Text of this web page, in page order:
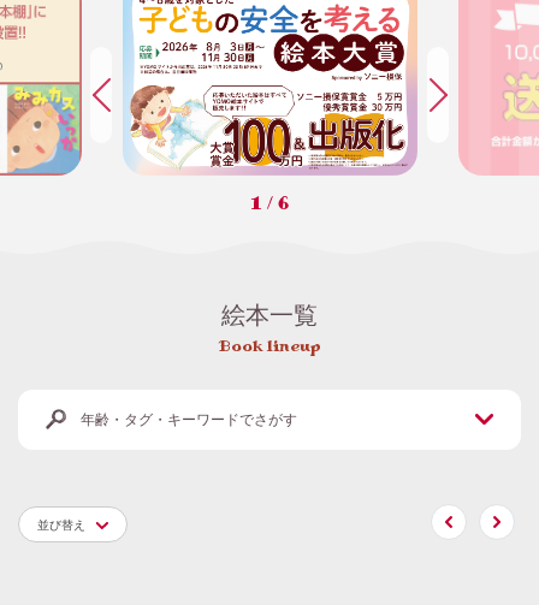
1 / 6
絵本一覧
Book lineup
年齢・タグ・キーワードでさがす
並び替え